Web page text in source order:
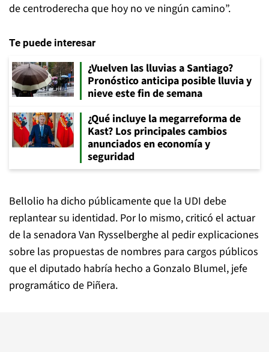
de centroderecha que hoy no ve ningún camino”.
Te puede interesar
¿Vuelven las lluvias a Santiago?
Pronóstico anticipa posible lluvia y
nieve este fin de semana
¿Qué incluye la megarreforma de
Kast? Los principales cambios
anunciados en economía y
seguridad
Bellolio ha dicho públicamente que la UDI debe
replantear su identidad. Por lo mismo, criticó el actuar
de la senadora Van Rysselberghe al pedir explicaciones
sobre las propuestas de nombres para cargos públicos
que el diputado habría hecho a Gonzalo Blumel, jefe
programático de Piñera.